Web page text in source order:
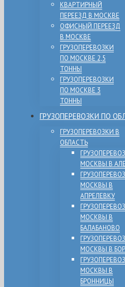
КВАРТИРНЫЙ
ПЕРЕЕЗД В МОСКВЕ
ОФИСНЫЙ ПЕРЕЕЗД
В МОСКВЕ
ГРУЗОПЕРЕВОЗКИ
ПО МОСКВЕ 2,5
ТОННЫ
ГРУЗОПЕРЕВОЗКИ
ПО МОСКВЕ 3
ТОННЫ
ГРУЗОПЕРЕВОЗКИ ПО
ГРУЗОПЕРЕВОЗКИ В
ОБЛАСТЬ
МОСКВЫ В
МОСКВЫ В
АПРЕЛЕВКУ
МОСКВЫ В
БАЛАБАНОВО
МОСКВЫ В
МОСКВЫ В
БРОННИЦЫ